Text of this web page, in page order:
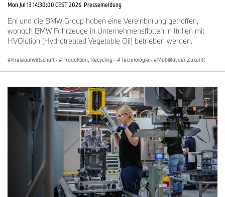
Mon Jul 13 14:30:00 CEST 2026 Pressemeldung
Eni und die BMW Group haben eine Vereinbarung getroffen,
wonach BMW Fahrzeuge in Unternehmensflotten in Italien mit
HVOlution (Hydrotreated Vegetable Oil) betrieben werden.
Kreislaufwirtschaft · Produktion, Recycling · Technologie · Mobilität der Zukunft